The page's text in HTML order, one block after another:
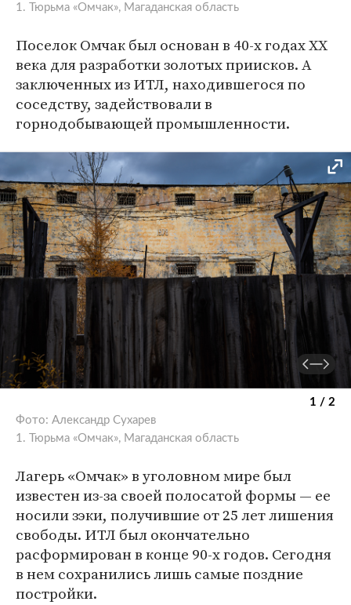
1. Тюрьма «Омчак», Магаданская область
Поселок Омчак был основан в 40-х годах XX
века для разработки золотых приисков. А
заключенных из ИТЛ, находившегося по
соседству, задействовали в
горнодобывающей промышленности.
1 / 2
Фото: Александр Сухарев
1. Тюрьма «Омчак», Магаданская область
Лагерь «Омчак» в уголовном мире был
известен из-за своей полосатой формы — ее
носили зэки, получившие от 25 лет лишения
свободы. ИТЛ был окончательно
расформирован в конце 90-х годов. Сегодня
в нем сохранились лишь самые поздние
постройки.